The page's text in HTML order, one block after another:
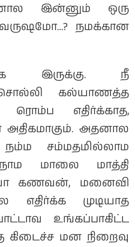
இன்னும் ஒரு
நமக்கான
இருக்கு. நீ
சொல்லி கல்யாணத்த
ரொம்ப எதிர்க்காத,
அதிகமாகும். அதனால
சம்மதமில்லாம
நாம மாலை மாத்தி
கணவன், மனைவி
முடியாத
உங்கப்பாகிட்ட
கிடைச்ச மன நிறைவு